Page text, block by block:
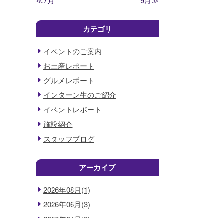
カテゴリ
イベントのご案内
お土産レポート
グルメレポート
インターン生のご紹介
イベントレポート
施設紹介
スタッフブログ
アーカイブ
2026年08月(1)
2026年06月(3)